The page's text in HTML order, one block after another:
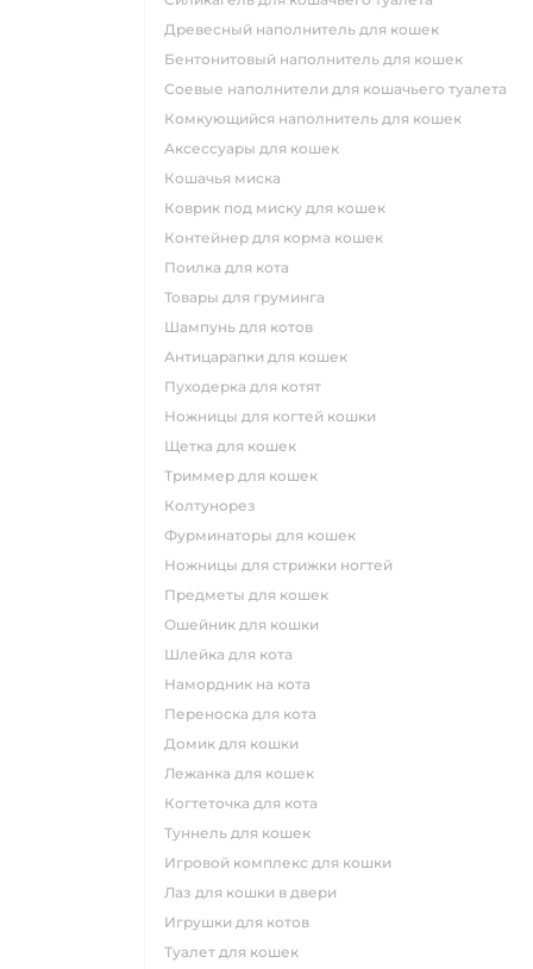
древесный наполнитель для кошек
бентонитовый наполнитель для кошек
соевые наполнители для кошачьего туалета
комкующийся наполнитель для кошек
аксессуары для кошек
кошачья миска
коврик под миску для кошек
контейнер для корма кошек
поилка для кота
товары для груминга
шампунь для котов
антицарапки для кошек
пуходерка для котят
ножницы для когтей кошки
щетка для кошек
триммер для кошек
колтунорез
фурминаторы для кошек
ножницы для стрижки ногтей
предметы для кошек
ошейник для кошки
шлейка для кота
намордник на кота
переноска для кота
домик для кошки
лежанка для кошек
когтеточка для кота
туннель для кошек
игровой комплекс для кошки
лаз для кошки в двери
игрушки для котов
туалет для кошек